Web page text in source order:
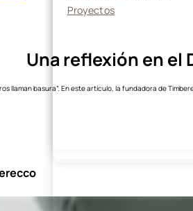
Proyectos
Una reflexión en el
llaman basura”. En este artículo, la fundadora de